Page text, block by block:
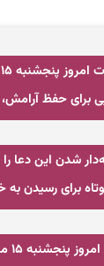
برای حفظ
شدن این دعا را
برای رسیدن به